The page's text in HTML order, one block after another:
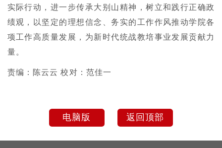
实际行动，进一步传承大别山精神，树立和践行正确政
绩观，以坚定的理想信念、务实的工作作风推动学院各
项工作高质量发展，为新时代统战教培事业发展贡献力
量。
责编：陈云云 校对：范佳一
电脑版 返回顶部